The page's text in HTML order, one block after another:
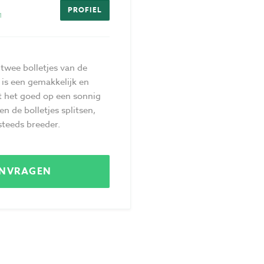
Privacy
PROFIEL
bolletjes van de
een gemakkelijk en
goed op een sonnig
de bolletjes splitsen,
breeder.